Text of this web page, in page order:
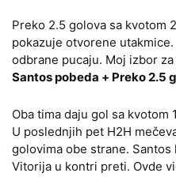
Preko 2.5 golova sa kvotom
pokazuje otvorene
odbrane pucaju. Moj izbor
Santos pobeda + Preko 2.5
Oba tima daju gol sa kvotom
U poslednjih pet H2H
golovima obe strane. Santos
Vitorija u kontri preti. Ovde